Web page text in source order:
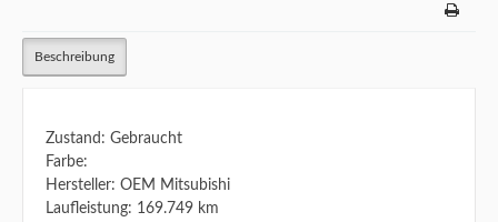
Beschreibung
Zustand: Gebraucht
Farbe:
Hersteller: OEM Mitsubishi
Laufleistung: 169.749 km